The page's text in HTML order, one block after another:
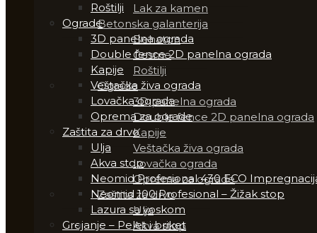
Roštilji
Ograde
3D panelna ograda
Double fence 2D panelna ograda
Kapije
Veštačka živa ograda
Lovačka ograda
Oprema za ograde
Zaštita za drvo
Ulja
Akva stop
Neomid Profesional 430 ECO
Neomid 100 Profesional – Žižak stop
Lazura sa voskom
Grejanje – Pelet i briket
Lak za kamen
Betonska galanterija
Behaton
Česme
Roštilji
Ograde
3D panelna ograda
Double fence 2D panelna ograda
Kapije
Veštačka živa ograda
Lovačka ograda
Oprema za ograde
Zaštita za drvo
Ulja
Akva stop